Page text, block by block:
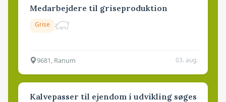
Medarbejdere til griseproduktion
Grise
9681, Ranum 03. aug.
Kalvepasser til ejendom i udvikling søges